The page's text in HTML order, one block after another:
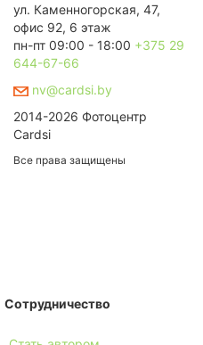
ул. Каменногорская, 47,
офис 92, 6 этаж
пн-пт 09:00 - 18:00 +375 29
644-67-66
nv@cardsi.by
2014-2026 Фотоцентр
Cardsi
Все права защищены
Сотрудничество